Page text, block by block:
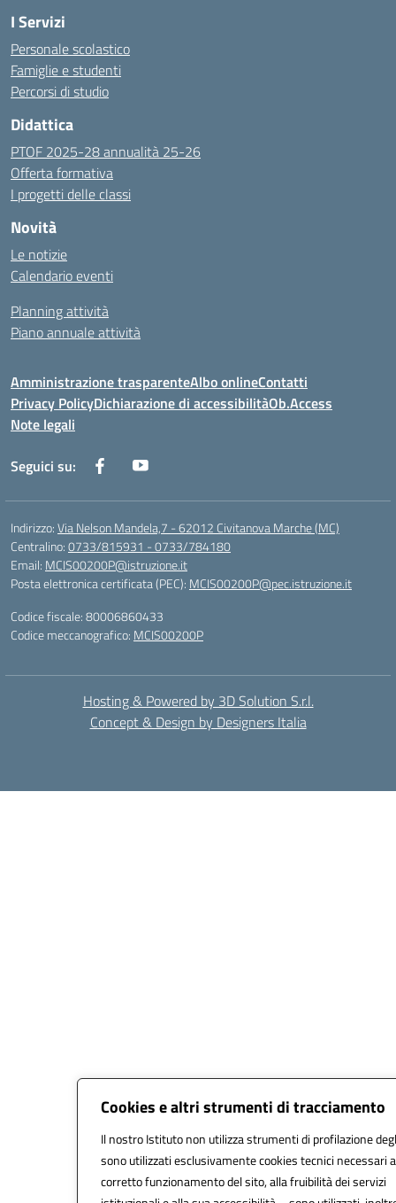
Cookies e altri strumenti di tracciamento
Il nostro Istituto non utilizza strumenti di profilazione
sono utilizzati esclusivamente cookies tecnici necessari
corretto funzionamento del sito, alla fruibilità dei servizi
I Servizi
Personale scolastico
Famiglie e studenti
Percorsi di studio
Didattica
PTOF 2025-28 annualità 25-26
Offerta formativa
I progetti delle classi
Novità
Le notizie
Calendario eventi
Planning attività
Piano annuale attività
Amministrazione trasparenteAlbo onlineContatti
Privacy PolicyDichiarazione di accessibilitàOb.Access
Note legali
Seguici su:
Indirizzo:Via Nelson Mandela,7 - 62012 Civitanova Marche (MC)
Centralino:0733/815931 - 0733/784180
Email: MCIS00200P@istruzione.it
Posta elettronica certificata (PEC): MCIS00200P@pec.istruzione.it
Codice fiscale: 80006860433
Codice meccanografico: MCIS00200P
Hosting & Powered by 3D Solution S.r.l.
Concept & Design by Designers Italia